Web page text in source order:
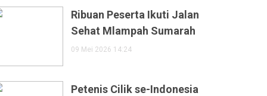
Ribuan Peserta Ikuti Jalan
Sehat Mlampah Sumarah
09 Mei 2026 14:24
Petenis Cilik se-Indonesia